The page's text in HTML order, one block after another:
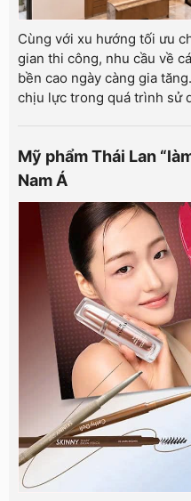
Cùng với xu hướng tối ưu
gian thi công, nhu cầu về
bền cao ngày càng gia
chịu lực trong quá trình sử
Mỹ phẩm Thái Lan
Nam Á